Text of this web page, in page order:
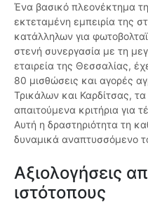
Ένα βασικό πλεονέκτημα
εκτεταμένη εμπειρία της
κατάλληλων για
στενή συνεργασία με τη
εταιρεία της Θεσσαλίας,
80 μισθώσεις και αγορές
Τρικάλων και Καρδίτσας,
απαιτούμενα κριτήρια για
Αυτή η δραστηριότητα τη
δυναμικά αναπτυσσόμενο
Αξιολογήσεις
ιστότοπους